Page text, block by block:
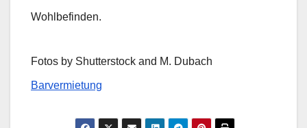
Wohlbefinden.
Fotos by Shutterstock and M. Dubach
Barvermietung